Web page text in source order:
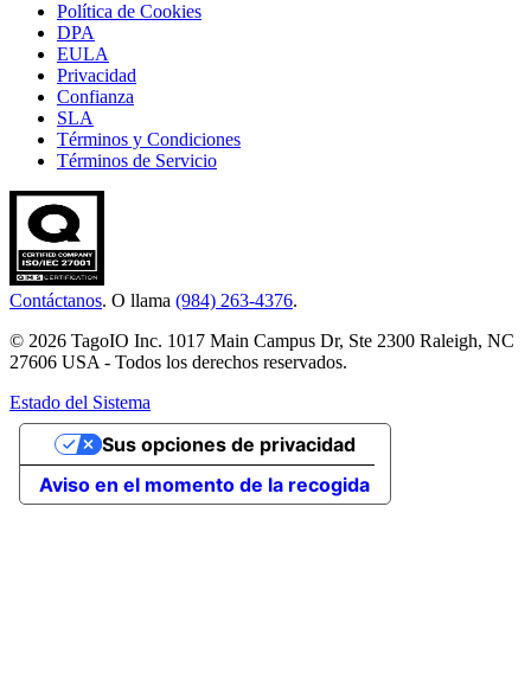
Política de Cookies
DPA
EULA
Privacidad
Confianza
SLA
Términos y Condiciones
Términos de Servicio
Contáctanos. O llama (984) 263-4376.
© 2026 TagoIO Inc. 1017 Main Campus Dr, Ste 2300 Raleigh, NC
27606 USA - Todos los derechos reservados.
Estado del Sistema
Aviso en el momento de la recogida
Sus opciones de privacidad